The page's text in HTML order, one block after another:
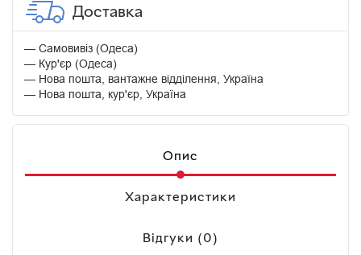
Доставка
Самовивіз (Одеса)
Кур'єр (Одеса)
Нова пошта, вантажне відділення, Україна
Нова пошта, кур'єр, Україна
Опис
Характеристики
Відгуки (0)